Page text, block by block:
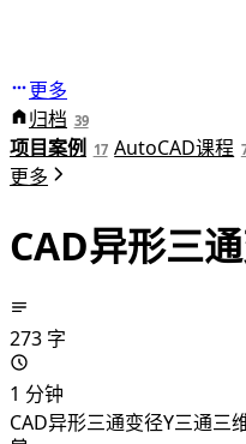
更多
归档 39
项目案例 17 AutoCAD课程
更多
CAD异形三
273 字
1 分钟
CAD异形三通变径Y三通三